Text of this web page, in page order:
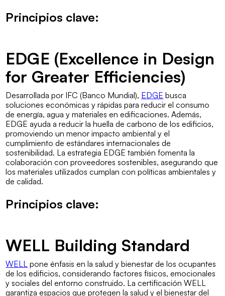
Principios clave:
EDGE (Excellence in Design
for Greater Efficiencies)
Desarrollada por IFC (Banco Mundial), EDGE busca
soluciones económicas y rápidas para reducir el consumo
de energía, agua y materiales en edificaciones. Además,
EDGE ayuda a reducir la huella de carbono de los edificios,
promoviendo un menor impacto ambiental y el
cumplimiento de estándares internacionales de
sostenibilidad. La estrategia EDGE también fomenta la
colaboración con proveedores sostenibles, asegurando que
los materiales utilizados cumplan con políticas ambientales y
de calidad.
Principios clave:
WELL Building Standard
WELL pone énfasis en la salud y bienestar de los ocupantes
de los edificios, considerando factores físicos, emocionales
y sociales del entorno construido. La certificación WELL
garantiza espacios que protegen la salud y el bienestar del